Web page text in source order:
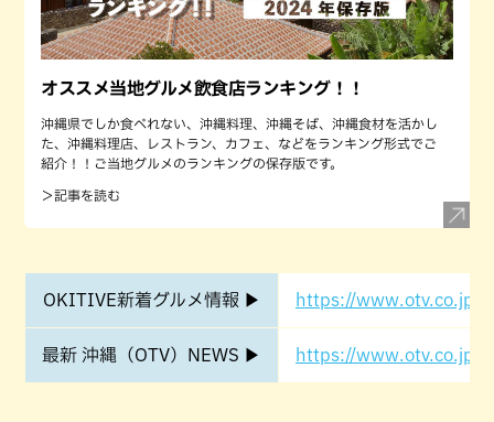
オススメ当地グルメ飲食店ランキング！！
沖縄県でしか食べれない、沖縄料理、沖縄そば、沖縄食材を活かし
た、沖縄料理店、レストラン、カフェ、などをランキング形式でご
紹介！！ご当地グルメのランキングの保存版です。
＞記事を読む
OKITIVE新着グルメ情報 ▶ https://www.otv.co.jp/
最新 沖縄（OTV）NEWS ▶ https://www.otv.co.jp/